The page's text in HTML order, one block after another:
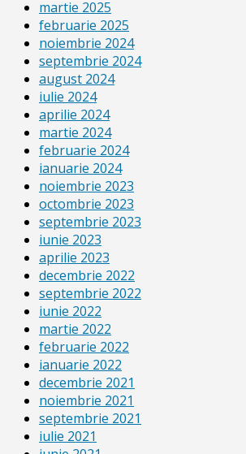
martie 2025
februarie 2025
noiembrie 2024
septembrie 2024
august 2024
iulie 2024
aprilie 2024
martie 2024
februarie 2024
ianuarie 2024
noiembrie 2023
octombrie 2023
septembrie 2023
iunie 2023
aprilie 2023
decembrie 2022
septembrie 2022
iunie 2022
martie 2022
februarie 2022
ianuarie 2022
decembrie 2021
noiembrie 2021
septembrie 2021
iulie 2021